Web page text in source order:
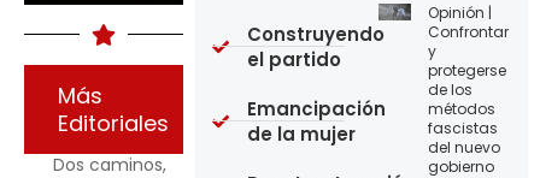
Más
Editoriales
Dos caminos,
Opinión |
Confrontar
y
protegerse
de los
métodos
fascistas
del nuevo
gobierno
Construyendo
el partido
Emancipación
de la mujer